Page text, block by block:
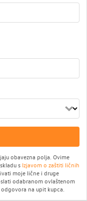
obavezna polja. Ovime
s Izjavom o zaštiti ličnih
moje lične i druge
odabranom ovlaštenom
na upit kupca.